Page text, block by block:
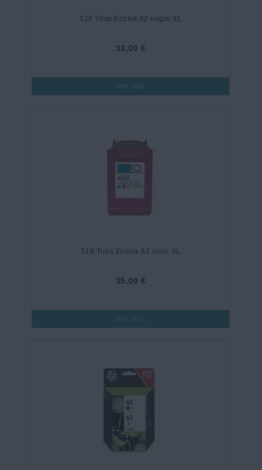
518 Tinta EcoInk 62 negro XL
33,00 €
Ver más
519 Tinta EcoInk 62 color XL
35,00 €
Ver más